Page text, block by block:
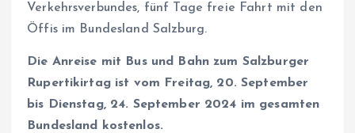
Verkehrsverbundes, fünf Tage freie Fahrt mit den
Öffis im Bundesland Salzburg.
Die Anreise mit Bus und Bahn zum Salzburger
Rupertikirtag ist vom Freitag, 20. September
bis Dienstag, 24. September 2024 im gesamten
Bundesland kostenlos.